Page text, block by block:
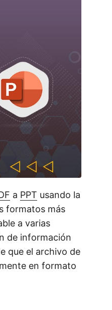
a PPT usando la
formatos más
a varias
de información
que el archivo de
en formato